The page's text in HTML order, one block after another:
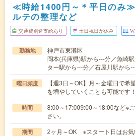
≪時給1400円～＊平日のみ
ルテの整理など
交通費別途支給あり 土日祝日が休み
勤務地
神戸市東灘区
岡本(兵庫県)駅から---分／魚崎
ター駅から---分／石屋川駅から
曜日頻度
【週3日～OK】月～金曜日で
を増やしていくことも可能です
時間
8:00～17:009:00～18:00など※
さい。
期間 2ヶ月～OK ※スタート日はお気